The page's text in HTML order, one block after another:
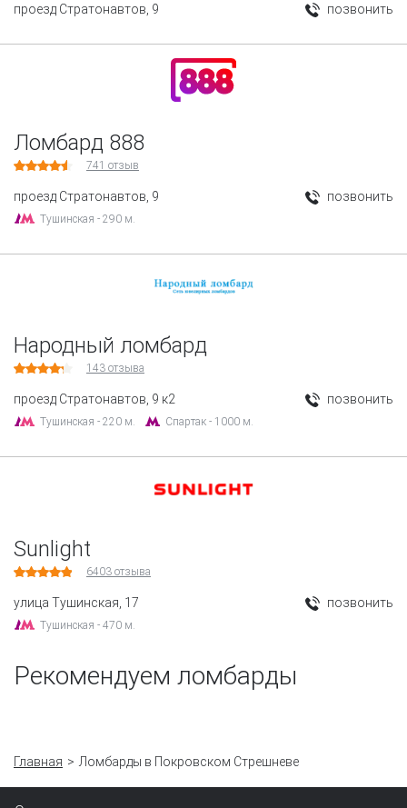
позвонить
проезд Стратонавтов, 9
Ломбард 888
741 отзыв
позвонить
проезд Стратонавтов, 9
Тушинская - 290 м.
Народный ломбард
143 отзыва
позвонить
проезд Стратонавтов, 9 к2
Тушинская - 220 м. Спартак - 1000 м.
Sunlight
6403 отзыва
позвонить
улица Тушинская, 17
Тушинская - 470 м.
Рекомендуем ломбарды
Главная Ломбарды в Покровском Стрешневе